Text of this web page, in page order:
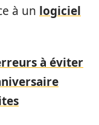
à un logiciel
à éviter